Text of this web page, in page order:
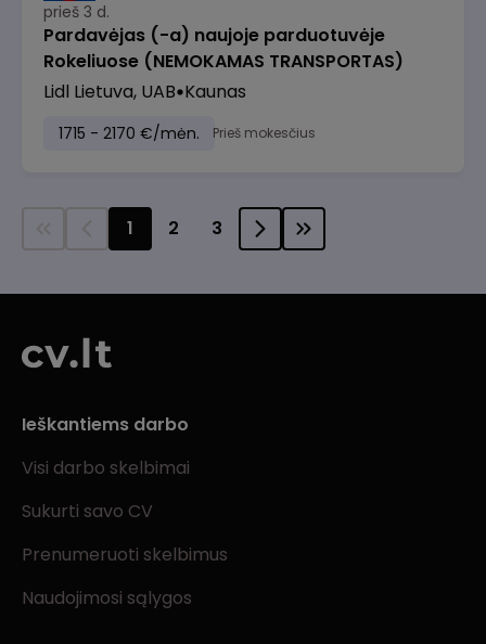
prieš 3 d.
Pardavėjas (-a) naujoje parduotuvėje
Rokeliuose (NEMOKAMAS TRANSPORTAS)
Lidl Lietuva, UAB Kaunas
1715 - 2170 €/mėn. Prieš mokesčius
1 2 3
Ieškantiems darbo
Visi darbo skelbimai
Sukurti savo CV
Prenumeruoti skelbimus
Naudojimosi sąlygos